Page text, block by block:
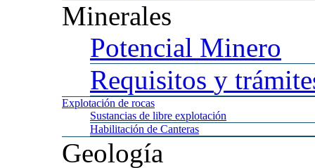
Minerales
Potencial Minero
Requisitos y
Explotación de rocas
Sustancias de libre explotación
Habilitación de Canteras
Geología